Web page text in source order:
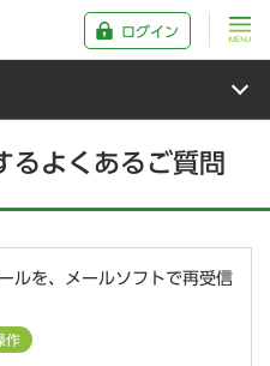
ログイン
るよくあるご質問
ルを、メールソフトで再受信
作